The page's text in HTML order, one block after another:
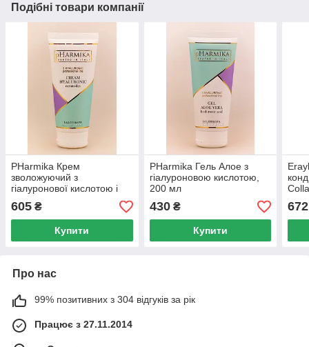
Подібні товари компанії
PHarmika Крем
зволожуючий з
гіалуронової кислотою і
керамідами, 200 мл
605 ₴
Купити
PHarmika Гель Алое з
гіалуроновою кислотою,
200 мл
430₴
Купити
672
Про нас
99% позитивних з 304 відгуків за рік
Працює з 27.11.2014